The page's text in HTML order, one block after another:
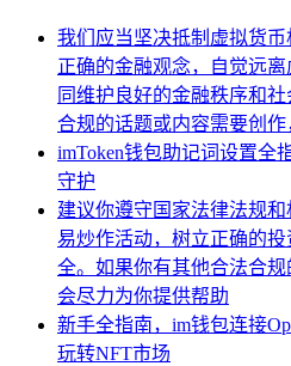
我们应当坚决抵制虚拟货
正确的金融观念，自觉远
同维护良好的金融秩序和
合规的话题或内容需要创
imToken钱包助记词设置全
守护
建议你遵守国家法律法规
易炒作活动，树立正确的
全。如果你有其他合法合
会尽力为你提供帮助
新手全指南，im钱包连接
玩转NFT市场